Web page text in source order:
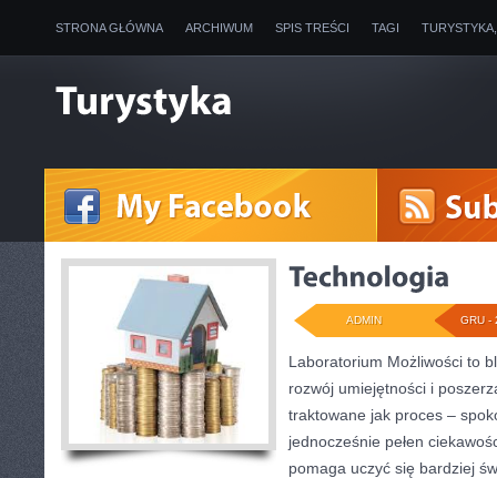
STRONA GŁÓWNA ARCHIWUM SPIS TREŚCI TAGI
GRU -
ADMIN
Laboratorium Możliwości to
rozwój umiejętności i
traktowane jak proces –
jednocześnie pełen
pomaga uczyć się bardziej